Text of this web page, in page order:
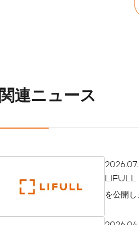
連ニュース
LIFULL
を公開し